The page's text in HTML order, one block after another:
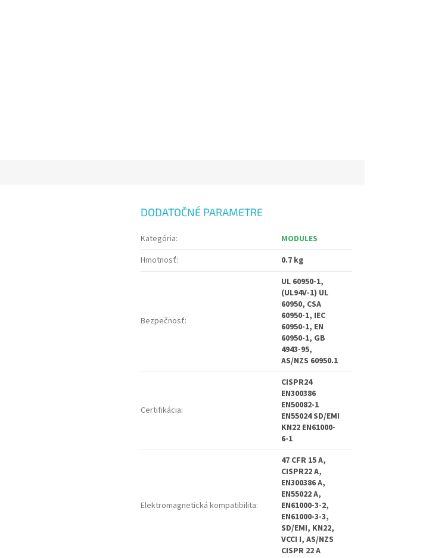
DODATOČNÉ PARAMETRE
Kategória:
MODULES
Hmotnosť: 0.7 kg
Bezpečnosť:
UL 60950-1,
(UL94V-1) UL
60950, CSA
60950-1, IEC
60950-1, EN
60950-1, GB
4943-95,
AS/NZS 60950.1
Certifikácia:
CISPR24
EN300386
EN50082-1
EN55024 SD/EMI
KN22 EN61000-
6-1
Elektromagnetická kompatibilita:
47 CFR 15 A,
CISPR22 A,
EN300386 A,
EN55022 A,
EN61000-3-2,
EN61000-3-3,
SD/EMI, KN22,
VCCI I, AS/NZS
CISPR 22 A